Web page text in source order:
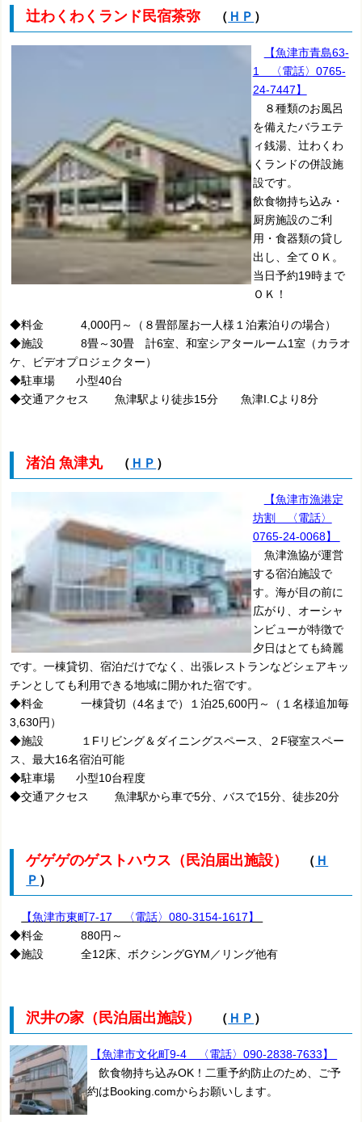
辻わくわくランド民宿茶弥 （ ＨＰ ）
【魚津市青島63-
1 〈電話〉0765-
24-7447】
８種類のお風呂
を備えたバラエテ
ィ銭湯、辻わくわ
くランドの併設施
設です。
飲食物持ち込み・
厨房施設のご利
用・食器類の貸し
出し、全てＯＫ。
当日予約19時まで
ＯＫ！
◆料金 4,000円～（８畳部屋お一人様１泊素泊りの場合）
◆施設 8畳～30畳 計6室、和室シアタールーム1室（カラオ
ケ、ビデオプロジェクター）
◆駐車場 小型40台
◆交通アクセス 魚津駅より徒歩15分 魚津I.Cより8分
渚泊 魚津丸 （ ＨＰ ）
【魚津市漁港定
坊割 〈電話〉
0765-24-0068】
魚津漁協が運営
する宿泊施設で
す。海が目の前に
広がり、オーシャ
ンビューが特徴で
夕日はとても綺麗
です。一棟貸切、宿泊だけでなく、出張レストランなどシェアキッ
チンとしても利用できる地域に開かれた宿です。
◆料金 一棟貸切（4名まで）１泊25,600円～（１名様追加毎
3,630円）
◆施設 １Fリビング＆ダイニングスペース、２F寝室スペー
ス、最大16名宿泊可能
◆駐車場 小型10台程度
◆交通アクセス 魚津駅から車で5分、バスで15分、徒歩20分
ゲゲゲのゲストハウス（民泊届出施設） （ Ｈ
Ｐ ）
【魚津市東町7-17 〈電話〉080-3154-1617】
◆料金 880円～
◆施設 全12床、ボクシングGYM／リング他有
沢井の家（民泊届出施設） （ ＨＰ ）
【魚津市文化町9-4 〈電話〉090-2838-7633】
飲食物持ち込みOK！二重予約防止のため、ご予
約はBooking.comからお願いします。